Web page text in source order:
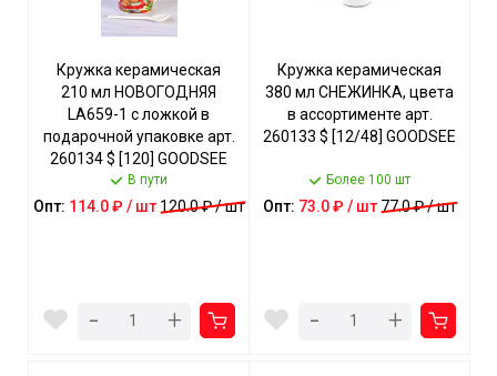
Кружка керамическая
210 мл НОВОГОДНЯЯ
LA659-1 с ложкой в
подарочной упаковке арт.
260134 $ [120] GOODSEE
В пути
Опт: 114.0 ₽ / шт 120.0 ₽ / шт
- +
Кружка керамическая
380 мл СНЕЖИНКА, цвета
в ассортименте арт.
260133 $ [12/48] GOODSEE
Более 100 шт
Опт: 73.0 ₽ / шт 77.0 ₽ / шт
- +